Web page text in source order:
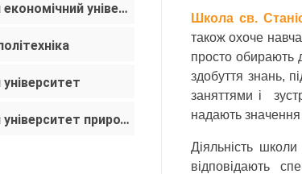
Вроцлавський економічний університет
Вроцлавський університет природничих наук
Школа св.
також охоче
просто обирають
здобуття знань,
заняттями і
надають значення
Діяльність
відповідають